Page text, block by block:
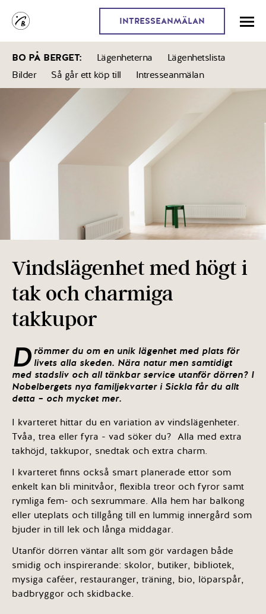
INTRESSEANMÄLAN
BO PÅ BERGET: Lägenheterna
Lägenhetslista
Bilder
Så går ett köp till Intresseanmälan
Vindslägenhet med högt i
tak och charmiga
takkupor
D römmer du om en unik lägenhet med plats för
livets alla skeden. Nära natur men samtidigt
med stadsliv och all tänkbar service utanför dörren? I
Nobelbergets nya familjekvarter i Sickla får du allt
detta – och mycket mer.
I kvarteret hittar du en variation av vindslägenheter.
Tvåa, trea eller fyra - vad söker du? Alla med extra
takhöjd, takkupor, snedtak och extra charm.
I kvarteret finns också smart planerade ettor som
enkelt kan bli minitvåor, flexibla treor och fyror samt
rymliga fem- och sexrummare. Alla hem har balkong
eller uteplats och tillgång till en lummig innergård som
bjuder in till lek och långa middagar.
Utanför dörren väntar allt som gör vardagen både
smidig och inspirerande: skolor, butiker, bibliotek,
mysiga caféer, restauranger, träning, bio, löparspår,
badbryggor och skidbacke.